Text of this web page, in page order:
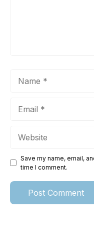
Save my name, email,
time I comment.